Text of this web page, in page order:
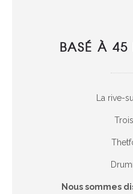
BASÉ À 45
La rive-
Nous sommes